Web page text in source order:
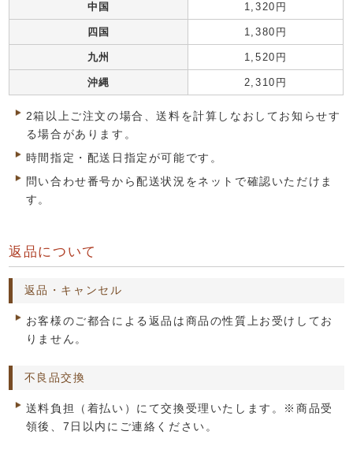
中国 1,320円
四国 1,380円
九州 1,520円
沖縄 2,310円
2箱以上ご注文の場合、送料を計算しなおしてお知らせす
る場合があります。
時間指定・配送日指定が可能です。
問い合わせ番号から配送状況をネットで確認いただけま
す。
返品について
返品・キャンセル
お客様のご都合による返品は商品の性質上お受けしてお
りません。
不良品交換
送料負担（着払い）にて交換受理いたします。※商品受
領後、7日以内にご連絡ください。